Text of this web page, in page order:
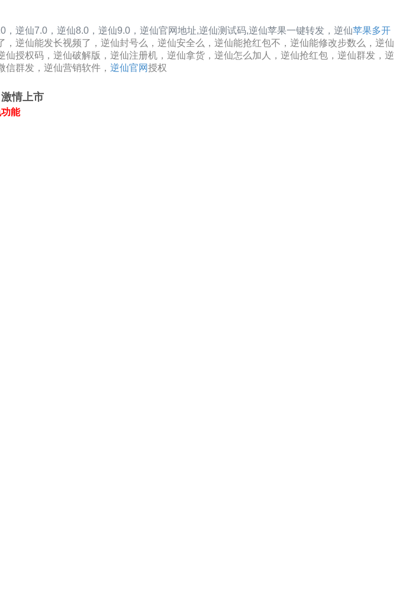
， 逆仙7.0， 逆仙8.0， 逆仙9.0， 逆仙官网地址,逆仙测试码,逆仙苹果一键转发， 逆仙苹果多开
逆仙能发长视频了，逆仙封号么，逆仙安全么，逆仙能抢红包不，逆仙能修改步数么，逆仙
授权码，逆仙破解版，逆仙注册机，逆仙拿货，逆仙怎么加人，逆仙抢红包，逆仙群发，逆
群发，逆仙营销软件， 逆仙官网授权
激情上市
能